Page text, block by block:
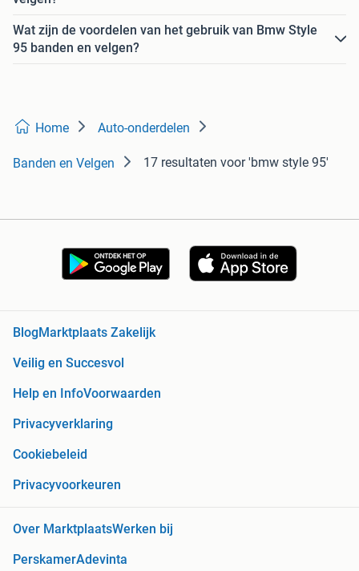
Wat zijn de voordelen van het gebruik van Bmw Style
95 banden en velgen?
Home Auto-onderdelen
Banden en Velgen 17 resultaten voor 'bmw style 95'
BlogMarktplaats Zakelijk
Veilig en Succesvol
Help en InfoVoorwaarden
Privacyverklaring
Cookiebeleid
Privacyvoorkeuren
Over MarktplaatsWerken bij
PerskamerAdevinta